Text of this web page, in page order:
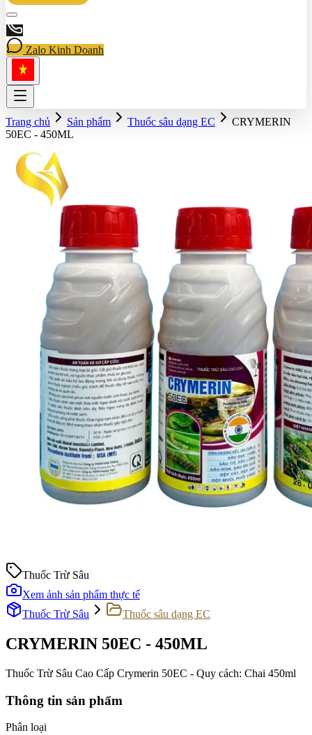
Zalo Kinh Doanh
Trang chủ Sản phẩm Thuốc sâu dạng EC
CRYMERIN
50EC - 450ML
Thuốc Trừ Sâu
Xem ảnh sản phẩm thực tế
Thuốc Trừ Sâu
Thuốc sâu dạng EC
CRYMERIN 50EC - 450ML
Thuốc Trừ Sâu Cao Cấp Crymerin 50EC - Quy cách: Chai 450ml
Thông tin sản phẩm
Phân loại